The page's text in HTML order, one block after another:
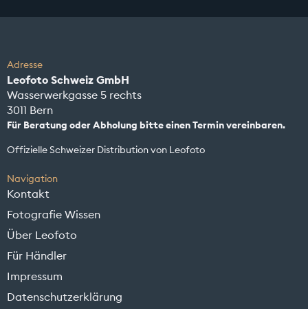
Adresse
Leofoto Schweiz GmbH
Wasserwerkgasse 5 rechts
3011 Bern
Für Beratung oder Abholung bitte einen Termin vereinbaren.
Offizielle Schweizer Distribution von Leofoto
Navigation
Kontakt
Fotografie Wissen
Über Leofoto
Für Händler
Impressum
Datenschutzerklärung